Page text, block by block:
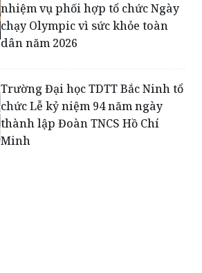
nhiệm vụ phối hợp tổ chức Ngày
chạy Olympic vì sức khỏe toàn
dân năm 2026
Trường Đại học TDTT Bắc Ninh tổ
chức Lễ kỷ niệm 94 năm ngày
thành lập Đoàn TNCS Hồ Chí
Minh